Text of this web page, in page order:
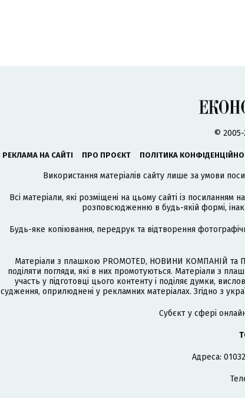
©
РЕКЛАМА НА САЙТІ ПРО ПРОЄКТ ПОЛІТИКА
Використання матеріалів сайту лише за умови
Всі матеріали, які розміщені на цьому сайті із посиланням
розповсюдженню в будь-якій формі,
Будь-яке копіювання, передрук та відтворення
Матеріали з плашкою PROMOTED, НОВИНИ КОМПАНІЙ та
поділяти погляди, які в них промотуються. Матеріали з
участь у підготовці цього контенту і поділяє думки,
судження, оприлюднені у рекламних матеріалах. Згідно з
Cубєкт у сфері
Адреса: